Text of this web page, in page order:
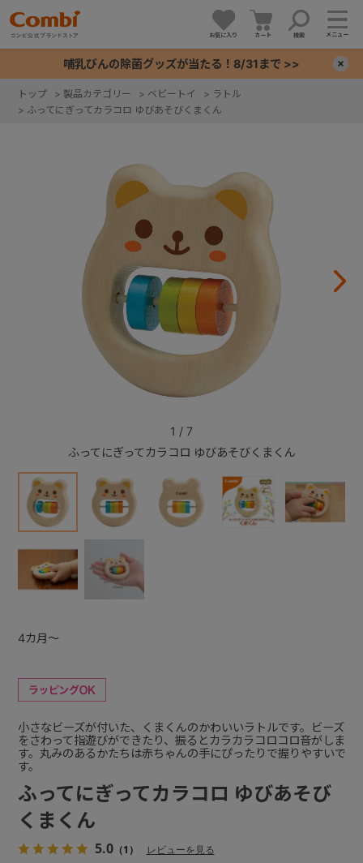
お気に入り カート 検索 メニュー
哺乳びんの除菌グッズが当たる！8/31まで >>
トップ > 製品カテゴリー > ベビートイ > ラトル
> ふってにぎってカラコロ ゆびあそびくまくん
ふってにぎってカラコロ ゆびあそびくまくん
1 / 7
ふってにぎってカラコロ ゆびあそび
くまくん
5.0（1） レビューを見る
小さなビーズが付いた、くまくんのかわいいラトルです。ビーズ
をさわって指遊びができたり、振るとカラカラコロコロ音がしま
す。丸みのあるかたちは赤ちゃんの手にぴったりで握りやすいで
す。
4カ月～